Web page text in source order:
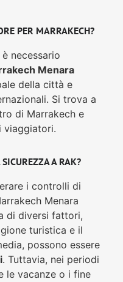
PER MARRAKECH?
necessario
Menara
della città e
Si trova a
di Marrakech e
viaggiatori.
A RAK?
i controlli di
Menara
di diversi fattori,
turistica e il
possono essere
. Tuttavia, nei periodi
le vacanze o i fine